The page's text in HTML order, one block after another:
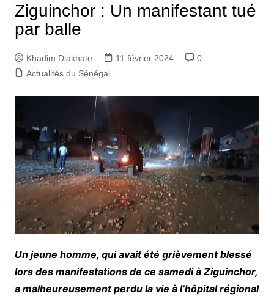
Ziguinchor : Un manifestant tué
par balle
Khadim Diakhate 11 février 2024
0
Actualités du Sénégal
Un jeune homme, qui avait été grièvement blessé
lors des manifestations de ce samedi à Ziguinchor,
a malheureusement perdu la vie à l’hôpital régional